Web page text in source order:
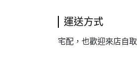
運送方式
宅配，也歡迎來店自取